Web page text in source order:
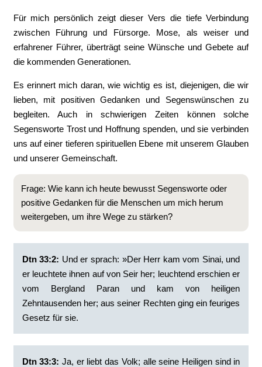
Für mich persönlich zeigt dieser Vers die tiefe Verbindung
zwischen Führung und Fürsorge. Mose, als weiser und
erfahrener Führer, überträgt seine Wünsche und Gebete auf
die kommenden Generationen.
Es erinnert mich daran, wie wichtig es ist, diejenigen, die wir
lieben, mit positiven Gedanken und Segenswünschen zu
begleiten. Auch in schwierigen Zeiten können solche
Segensworte Trost und Hoffnung spenden, und sie verbinden
uns auf einer tieferen spirituellen Ebene mit unserem Glauben
und unserer Gemeinschaft.
Frage: Wie kann ich heute bewusst Segensworte oder
positive Gedanken für die Menschen um mich herum
weitergeben, um ihre Wege zu stärken?
Dtn 33:2: ‭Und er sprach: »Der Herr kam vom Sinai, und
er leuchtete ihnen auf von Seir her; leuchtend erschien er
vom Bergland Paran und kam von heiligen
Zehntausenden her; aus seiner Rechten ging ein feuriges
Gesetz für sie.
Dtn 33:3: ‭Ja, er liebt das Volk; alle seine Heiligen sind in